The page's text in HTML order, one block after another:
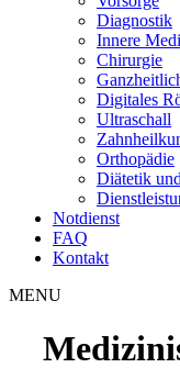
Diagnostik
Innere
Chirurgie
Digitales
Ultraschall
Orthopädie
Diätetik
Notdienst
FAQ
Kontakt
MENU